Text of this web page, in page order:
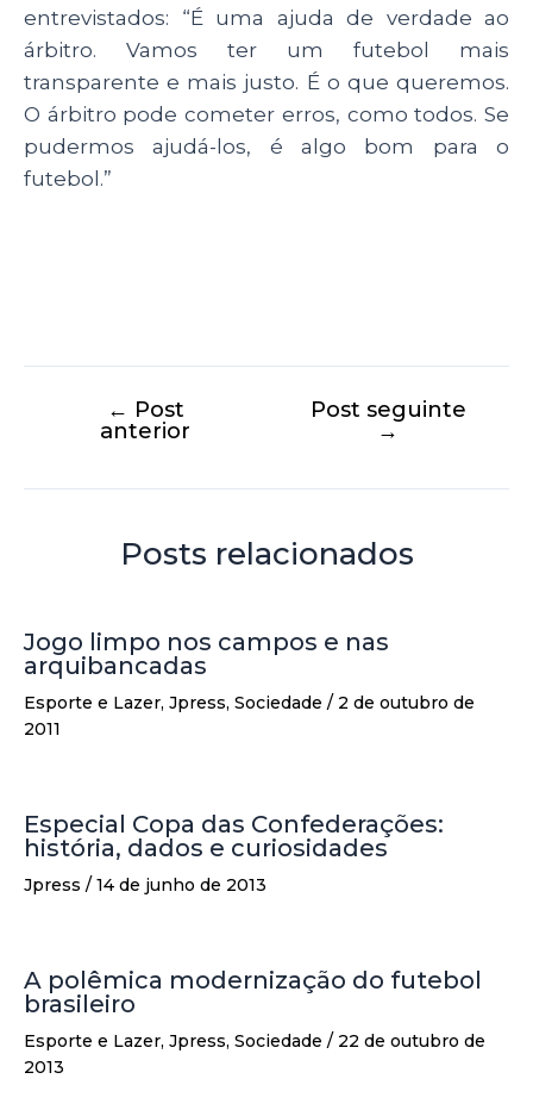
entrevistados: “É uma ajuda de verdade ao
árbitro. Vamos ter um futebol mais
transparente e mais justo. É o que queremos.
O árbitro pode cometer erros, como todos. Se
pudermos ajudá-los, é algo bom para o
futebol.”
← Post
anterior
Post seguinte
→
Posts relacionados
Jogo limpo nos campos e nas
arquibancadas
Esporte e Lazer, Jpress, Sociedade / 2 de outubro de
2011
Especial Copa das Confederações:
história, dados e curiosidades
Jpress / 14 de junho de 2013
A polêmica modernização do futebol
brasileiro
Esporte e Lazer, Jpress, Sociedade / 22 de outubro de
2013